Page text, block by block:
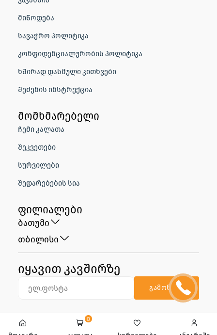
0
მიწოდება
სავაჭრო პოლიტიკა
კონფიდენციალურობის პოლიტიკა
ხშირად დასმული კითხვები
შეძენის ინსტრუქცია
მომხმარებელი
ჩემი კალათა
შეკვეთები
სურვილები
შედარებების სია
ფილიალები
ბათუმი
თბილისი
იყავით კავშირზე
გამოწერა